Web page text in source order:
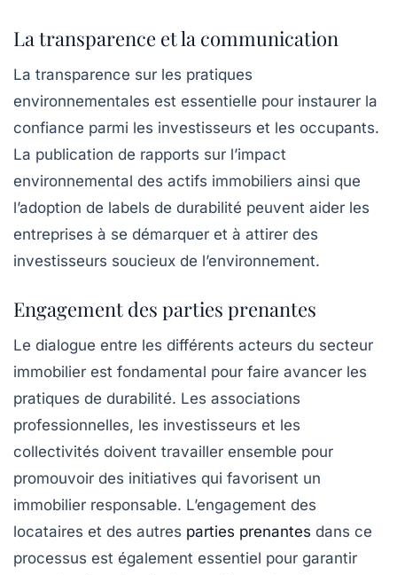
La transparence et la communication
La transparence sur les pratiques
environnementales est essentielle pour instaurer la
confiance parmi les investisseurs et les occupants.
La publication de rapports sur l’impact
environnemental des actifs immobiliers ainsi que
l’adoption de labels de durabilité peuvent aider les
entreprises à se démarquer et à attirer des
investisseurs soucieux de l’environnement.
Engagement des parties prenantes
Le dialogue entre les différents acteurs du secteur
immobilier est fondamental pour faire avancer les
pratiques de durabilité. Les associations
professionnelles, les investisseurs et les
collectivités doivent travailler ensemble pour
promouvoir des initiatives qui favorisent un
immobilier responsable. L’engagement des
locataires et des autres parties prenantes dans ce
processus est également essentiel pour garantir